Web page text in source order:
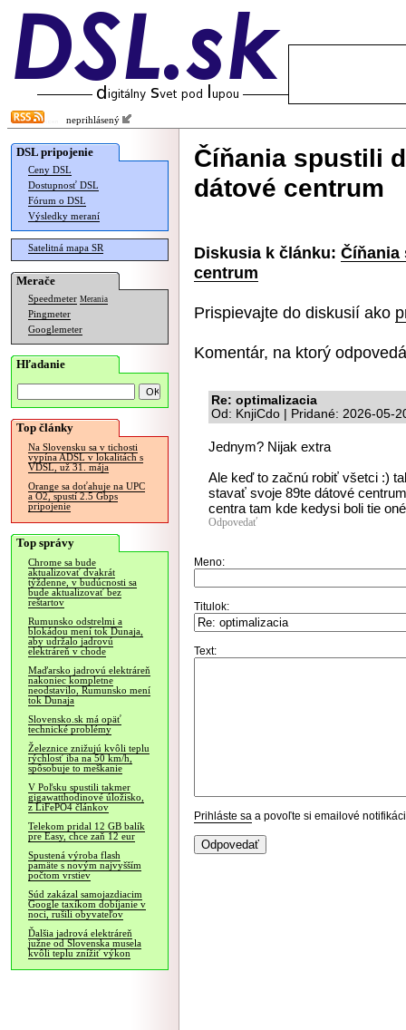
neprihlásený
DSL pripojenie
Ceny DSL
Dostupnosť DSL
Fórum o DSL
Výsledky meraní
Satelitná mapa SR
Merače
Speedmeter Merania
Pingmeter
Googlemeter
Hľadanie
Top články
Na Slovensku sa v tichosti
vypína ADSL v lokalitách s
VDSL, už 31. mája
Orange sa doťahuje na UPC
a O2, spustí 2.5 Gbps
pripojenie
Top správy
Chrome sa bude
aktualizovať dvakrát
týždenne, v budúcnosti sa
bude aktualizovať bez
reštartov
Rumunsko odstrelmi a
blokádou mení tok Dunaja,
aby udržalo jadrovú
elektráreň v chode
Maďarsko jadrovú elektráreň
nakoniec kompletne
neodstavilo, Rumunsko mení
tok Dunaja
Slovensko.sk má opäť
technické problémy
Železnice znižujú kvôli teplu
rýchlosť iba na 50 km/h,
spôsobuje to meškanie
V Poľsku spustili takmer
gigawatthodinové úložisko,
z LiFePO4 článkov
Telekom pridal 12 GB balík
pre Easy, chce zaň 12 eur
Spustená výroba flash
pamäte s novým najvyšším
počtom vrstiev
Súd zakázal samojazdiacim
Google taxíkom dobíjanie v
noci, rušili obyvateľov
Ďalšia jadrová elektráreň
južne od Slovenska musela
kvôli teplu znížiť výkon
Číňania spustili
dátové centrum
Diskusia k článku: Číňania
centrum
Prispievajte do diskusií ako
Komentár, na ktorý
Re: optimalizacia
Od: KnjiCdo | Pridané: 2026-05-
Jednym? Nijak extra
Ale keď to začnú robiť všetci :)
stavať svoje 89te dátové
centra tam kde kedysi boli tie
Odpovedať
Meno:
Titulok:
Text:
Prihláste sa a povoľte si emailové